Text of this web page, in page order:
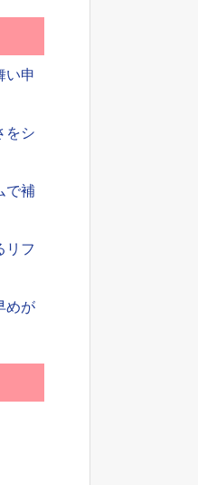
申
をシ
で補
リフ
めが